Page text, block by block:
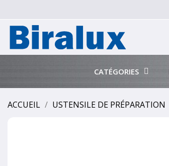
CATÉGORIES
ACCUEIL USTENSILE DE PRÉPARATION